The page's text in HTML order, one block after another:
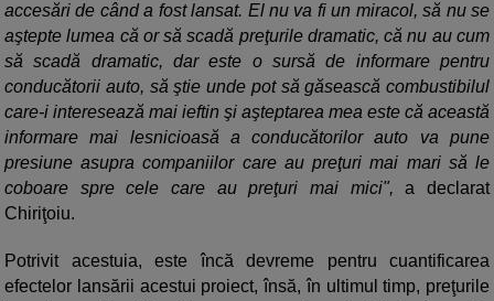
accesări de când a fost lansat. El nu va fi un miracol, să nu se
aştepte lumea că or să scadă preţurile dramatic, că nu au cum
să scadă dramatic, dar este o sursă de informare pentru
conducătorii auto, să ştie unde pot să găsească combustibilul
care-i interesează mai ieftin şi aşteptarea mea este că această
informare mai lesnicioasă a conducătorilor auto va pune
presiune asupra companiilor care au preţuri mai mari să le
coboare spre cele care au preţuri mai mici",a declarat
Chiriţoiu.
Potrivit acestuia, este încă devreme pentru cuantificarea
efectelor lansării acestui proiect, însă, în ultimul timp, preţurile